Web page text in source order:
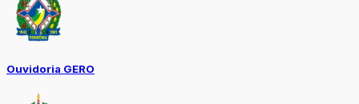
Ouvidoria GERO